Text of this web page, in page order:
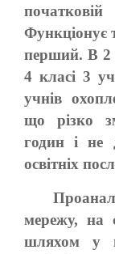
Функціонує
перший. В 2
4 класі 3
учнів
що різко
годин і не
освітніх
мережу, на
шляхом у